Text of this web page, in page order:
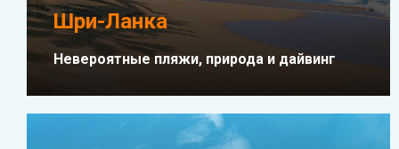
Шри-Ланка
Невероятные пляжи, природа и дайвинг